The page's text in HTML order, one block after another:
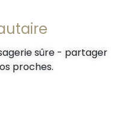
sûre - partager
proches.